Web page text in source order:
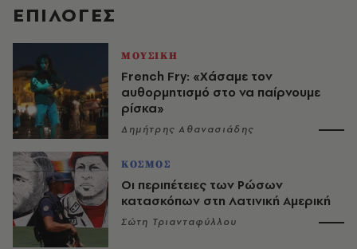
EΠΙΛΟΓΈΣ
ΜΟΥΣΙΚΗ
French Fry: «Χάσαμε τον
αυθορμητισμό στο να παίρνουμε
ρίσκα»
Δημήτρης Αθανασιάδης
ΚΟΣΜΟΣ
Οι περιπέτειες των Ρώσων
κατασκόπων στη Λατινική Αμερική
Σώτη Τριανταφύλλου